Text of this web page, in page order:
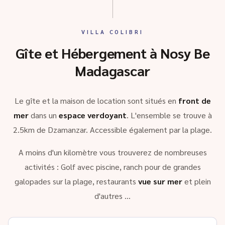
VILLA COLIBRI
Gîte et Hébergement à Nosy Be
Madagascar
Le gîte et la maison de location sont situés en front de
merdans un espace verdoyant. L'ensemble se trouve à
2.5km de Dzamanzar. Accessible également par la plage.
A moins d'un kilomètre vous trouverez de nombreuses
activités : Golf avec piscine, ranch pour de grandes
galopades sur la plage, restaurants vue sur meret plein
d'autres …